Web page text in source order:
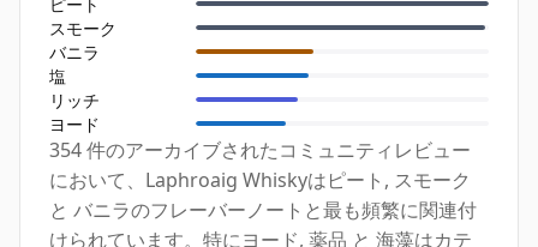
スモーク
バニラ
塩
リッチ
ヨード
354 件のアーカイブされたコミュニティレビュー
において、Laphroaig Whiskyはピート, スモーク
と バニラのフレーバーノートと最も頻繁に関連付
けられています。特にヨード, 薬品 と 海藻はカテ